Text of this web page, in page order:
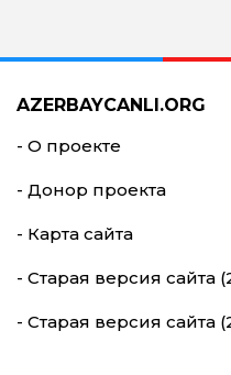
AZERBAYCANLI.ORG
- О проекте
- Донор проекта
- Карта сайта
- Старая версия сайта
- Старая версия сайта